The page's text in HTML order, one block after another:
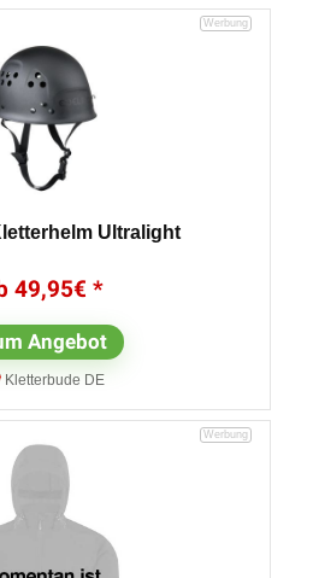
Ultralight
49,95€
Angebot
Kletterbude DE